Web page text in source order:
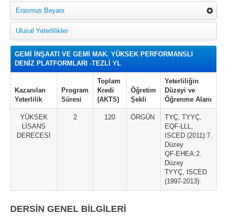
Erasmus Beyanı
Ulusal Yeterlilikler
GEMİ İNŞAATI VE GEMİ MAK. YÜKSEK PERFORMANSLI
DENİZ PLATFORMLARI -TEZLİ YL
Kazanılan
Yeterlilik
Program
Süresi
Toplam
Kredi
(AKTS)
Öğretim
Şekli
Yeterliliğin
Düzeyi ve
Öğrenme Alanı
YÜKSEK
LİSANS
DERECESİ
2 120 ÖRGÜN
TYÇ, TYYÇ,
EQF-LLL,
ISCED (2011):7.
Düzey
QF-EHEA:2.
Düzey
TYYÇ, ISCED
(1997-2013):
DERSİN GENEL BİLGİLERİ